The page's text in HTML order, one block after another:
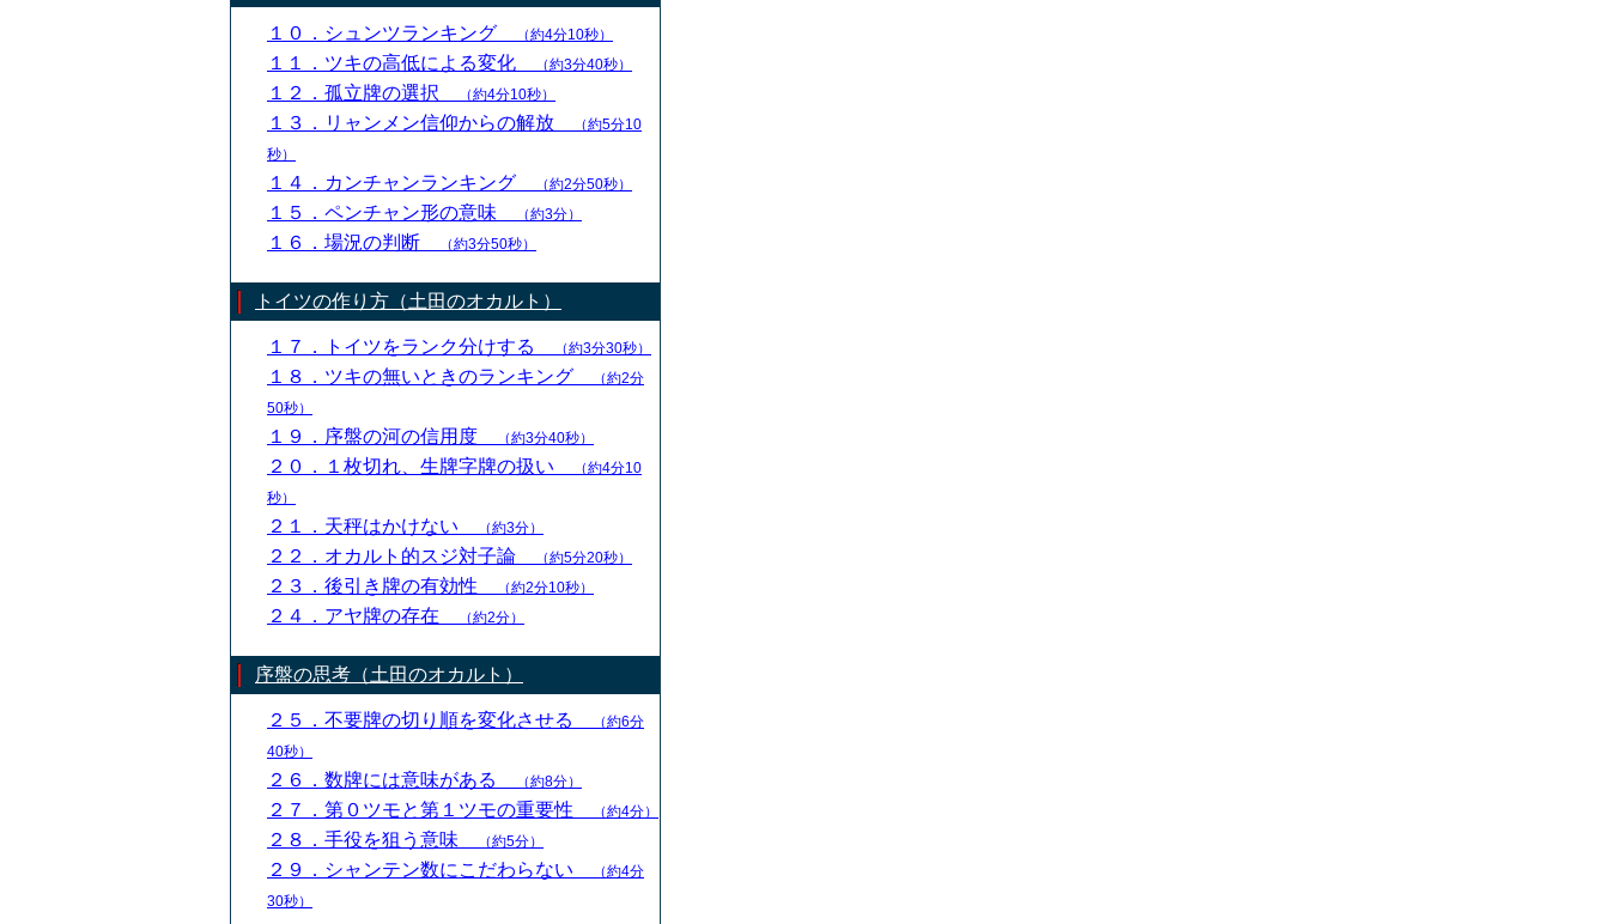
１０．シュンツランキング （約4分10秒）
１１．ツキの高低による変化 （約3分40秒）
１２．孤立牌の選択 （約4分10秒）
１３．リャンメン信仰からの解放
（約5分10
秒）
１４．カンチャンランキング （約2分50秒）
１５．ペンチャン形の意味 （約3分）
１６．場況の判断 （約3分50秒）
トイツの作り方（土田のオカルト）
１７．トイツをランク分けする （約3分30秒）
１８．ツキの無いときのランキング
（約2分
50秒）
１９．序盤の河の信用度 （約3分40秒）
２０．１枚切れ、生牌字牌の扱い
（約4分10
秒）
２１．天秤はかけない （約3分）
２２．オカルト的スジ対子論 （約5分20秒）
２３．後引き牌の有効性 （約2分10秒）
２４．アヤ牌の存在 （約2分）
序盤の思考（土田のオカルト）
２５．不要牌の切り順を変化させる
（約6分
40秒）
２６．数牌には意味がある （約8分）
２７．第０ツモと第１ツモの重要性 （約4分）
２８．手役を狙う意味 （約5分）
２９．シャンテン数にこだわらない
（約4分
30秒）